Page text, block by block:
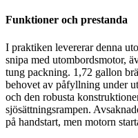
Funktioner och prestanda
I praktiken levererar denna
snipa med utombordsmotor,
tung packning. 1,72 gallon
behovet av påfyllning under
och den robusta
sjösättningsrampen.
på handstart, men motorn